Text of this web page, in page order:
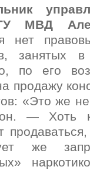
МВД
нет
занятых
по его
продажу
«Это же
— Хоть
же